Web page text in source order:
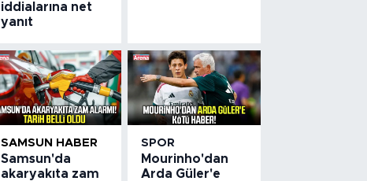
iddialarına net
yanıt
SAMSUN HABER
Samsun'da
akaryakıta zam
SPOR
Mourinho'dan
Arda Güler'e